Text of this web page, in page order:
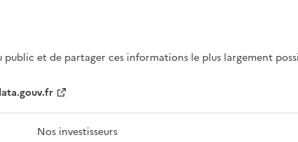
et de partager ces informations le plus largement
Nos investisseurs